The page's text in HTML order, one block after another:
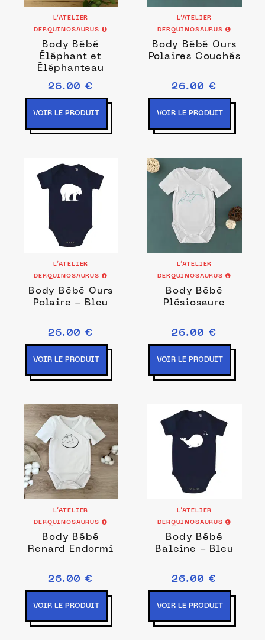
L’ATELIER
DERQUINOSAURUS
Body Bébé
Éléphant et
Éléphanteau
26.00 €
VOIR LE PRODUIT
L’ATELIER
DERQUINOSAURUS
Body Bébé Ours
Polaires Couchés
26.00 €
VOIR LE PRODUIT
L’ATELIER
DERQUINOSAURUS
Body Bébé Ours
Polaire - Bleu
26.00 €
VOIR LE PRODUIT
L’ATELIER
DERQUINOSAURUS
Body Bébé
Plésiosaure
26.00 €
VOIR LE PRODUIT
L’ATELIER
DERQUINOSAURUS
Body Bébé
Renard Endormi
26.00 €
VOIR LE PRODUIT
L’ATELIER
DERQUINOSAURUS
Body Bébé
Baleine - Bleu
26.00 €
VOIR LE PRODUIT